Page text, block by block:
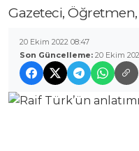
Gazeteci,
20 Ekim 2022 08:47
Son Güncelleme: 20 Ekim